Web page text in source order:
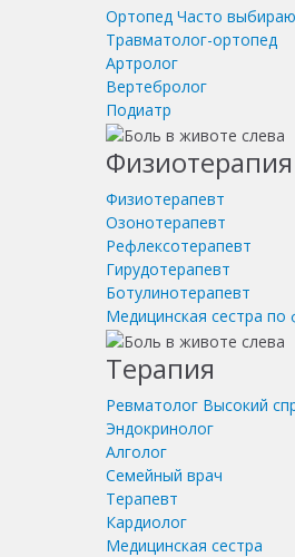
Ортопед Часто
Травматолог-ортопед
Артролог
Вертебролог
Подиатр
Физиотерапия
Физиотерапевт
Озонотерапевт
Рефлексотерапевт
Гирудотерапевт
Ботулинотерапевт
Медицинская сестра по
Терапия
Ревматолог Высокий
Эндокринолог
Алголог
Семейный врач
Терапевт
Кардиолог
Медицинская сестра